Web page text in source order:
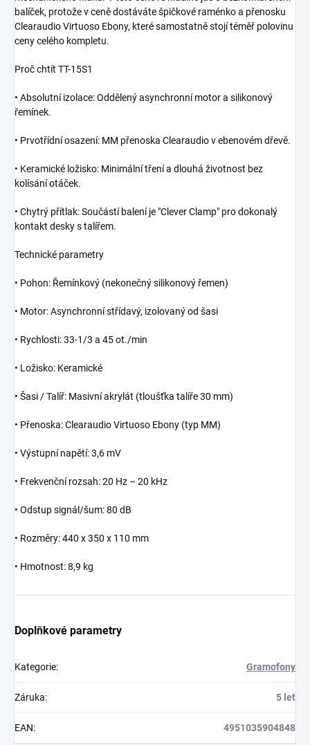
balíček, protože v ceně dostáváte špičkové raménko a přenosku
Clearaudio Virtuoso Ebony, které samostatně stojí téměř polovinu
ceny celého kompletu.
Proč chtít TT-15S1
• Absolutní izolace:Oddělený asynchronní motor a silikonový
řemínek.
• Prvotřídní osazení: MM přenoska Clearaudio v ebenovém dřevě.
• Keramické ložisko: Minimální tření a dlouhá životnost bez
kolísání otáček.
• Chytrý přítlak:Součástí balení je "Clever Clamp" pro dokonalý
kontakt desky s talířem.
Technické parametry
• Pohon: Řemínkový (nekonečný silikonový řemen)
• Motor:Asynchronní střídavý, izolovaný od šasi
• Rychlosti:33-1/3 a 45 ot./min
• Ložisko: Keramické
• Šasi / Talíř: Masivní akrylát (tloušťka talíře 30 mm)
• Přenoska:Clearaudio Virtuoso Ebony (typ MM)
• Výstupní napětí:3,6 mV
• Frekvenční rozsah:20 Hz – 20 kHz
• Odstup signál/šum:80 dB
• Rozměry:440 x 350 x 110 mm
• Hmotnost:8,9 kg
Doplňkové parametry
Kategorie: Gramofony
Záruka: 5 let
EAN: 4951035904848